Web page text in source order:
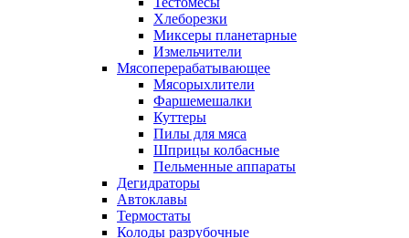
Хлеборезки
Миксеры планетарные
Измельчители
Мясоперерабатывающее
Мясорыхлители
Фаршемешалки
Куттеры
Пилы для мяса
Шприцы колбасные
Пельменные аппараты
Дегидраторы
Автоклавы
Термостаты
Колоды разрубочные